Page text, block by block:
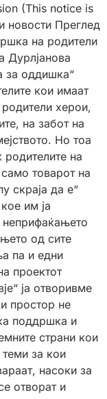
(This notice is
новости Преглед
на родители
Дурлјанова
за оддишка“
кои имаат
херои,
на забот на
Но тоа
родителите на
товарот на
скраја да е“
им ја
неприфаќањето
од сите
па и едни
проектот
ја отворивме
простор не
поддршка и
страни кои
за кои
насоки за
отворат и